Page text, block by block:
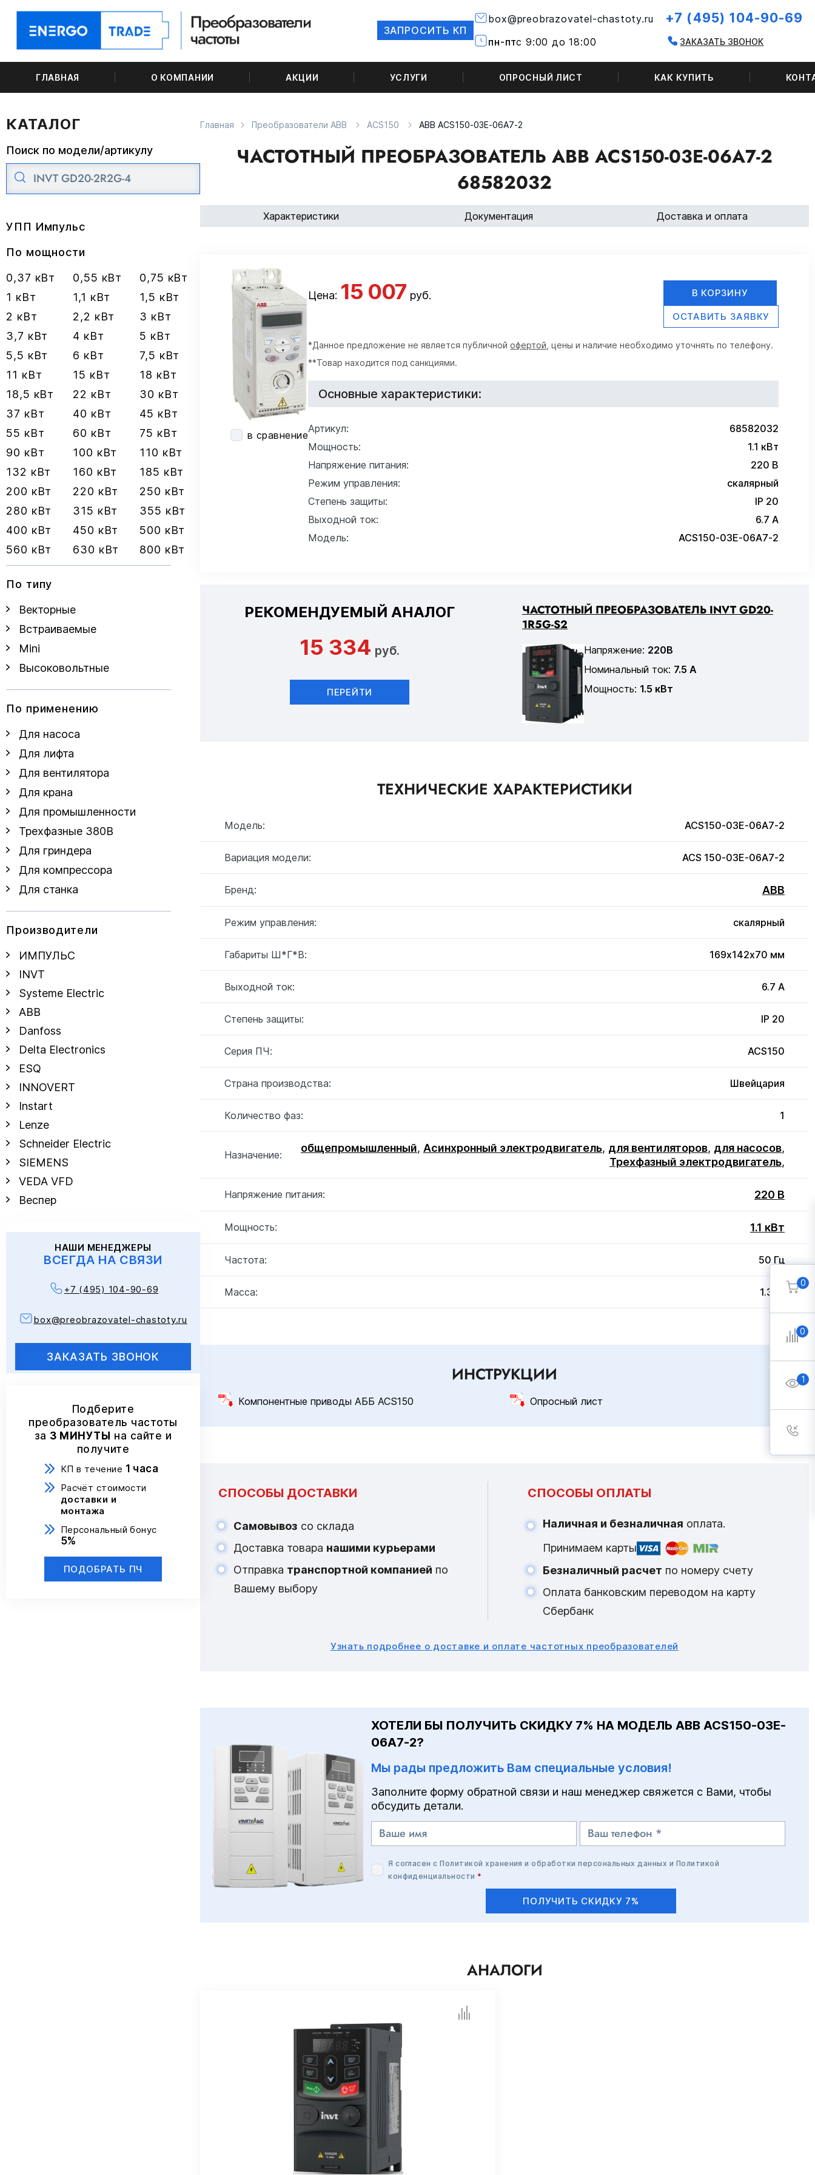
ЗАПРОСИТЬ КП
box@preobrazovatel-chastoty.ru +7 (495) 104-90-69
пн-птс 9:00 до 18:00 ЗАКАЗАТЬ ЗВОНОК
ГЛАВНАЯ О КОМПАНИИ АКЦИИ УСЛУГИ ОПРОСНЫЙ ЛИСТ КАК КУПИТЬ
КАТАЛОГ Главная Преобразователи ABB ACS150 ABB ACS150-03E-06A7-2
Поиск по модели/артикулу
УПП Импульс
По мощности
0,37 кВт
0,55 кВт
0,75 кВт
1 кВт
1,1 кВт
1,5 кВт
2 кВт
2,2 кВт
3 кВт
3,7 кВт
4 кВт
5 кВт
5,5 кВт
6 кВт
7,5 кВт
11 кВт
15 кВт
18 кВт
18,5 кВт
22 кВт
30 кВт
37 кВт
40 кВт
45 кВт
55 кВт
60 кВт
75 кВт
90 кВт
100 кВт
110 кВт
132 кВт
160 кВт
185 кВт
200 кВт
220 кВт
250 кВт
280 кВт
315 кВт
355 кВт
400 кВт
450 кВт
500 кВт
560 кВт
630 кВт 800 кВт
По типу
Векторные
Встраиваемые
Mini
Высоковольтные
По применению
Для насоса
Для лифта
Для вентилятора
Для крана
Для промышленности
Трехфазные 380В
Для гриндера
Для компрессора
Для станка
Производители
ИМПУЛЬС
INVT
Systeme Electric
ABB
Danfoss
Delta Electronics
ESQ
INNOVERT
Instart
Lenze
Schneider Electric
SIEMENS
VEDA VFD
Веспер
НАШИ МЕНЕДЖЕРЫ
ВСЕГДА НА СВЯЗИ
+7 (495) 104-90-69
box@preobrazovatel-chastoty.ru
ЗАКАЗАТЬ ЗВОНОК
Подберите
преобразователь частоты
за 3 МИНУТЫ на сайте и
получите
КП в течение 1 часа
Расчёт стоимости
доставки и
монтажа
Персональный бонус
5%
ПОДОБРАТЬ ПЧ
ЧАСТОТНЫЙ ПРЕОБРАЗОВАТЕЛЬ ABB ACS150-03E-06A7-2
68582032
Характеристики Документация Доставка и оплата
в сравнение
Цена: 15 007 руб. В КОРЗИНУ
ОСТАВИТЬ ЗАЯВКУ
*Данное предложение не является публичной офертой , цены и наличие необходимо уточнять по телефону.
**Товар находится под санкциями.
Основные характеристики:
Артикул:
68582032
Мощность:
1.1 кВт
Напряжение питания:
220 В
Режим управления:
скалярный
Степень защиты:
IP 20
Выходной ток:
6.7 А
Модель:
ACS150-03E-06A7-2
РЕКОМЕНДУЕМЫЙ АНАЛОГ
15 334 руб.
ПЕРЕЙТИ
ЧАСТОТНЫЙ ПРЕОБРАЗОВАТЕЛЬ INVT GD20-
1R5G-S2
Напряжение: 220В
Номинальный ток: 7.5 А
Мощность: 1.5 кВт
ТЕХНИЧЕСКИЕ ХАРАКТЕРИСТИКИ
Модель: ACS150-03E-06A7-2
Вариация модели: ACS 150-03E-06A7-2
Бренд: ABB
Режим управления: скалярный
Габариты Ш*Г*В: 169x142x70 мм
Выходной ток: 6.7 А
Степень защиты: IP 20
Серия ПЧ: ACS150
Страна производства: Швейцария
Количество фаз: 1
Назначение:
общепромышленный, Асинхронный электродвигатель, для вентиляторов, для насосов,
Трехфазный электродвигатель,
Напряжение питания: 220 В
Мощность: 1.1 кВт
Частота: 50 Гц
Масса: 1.3 кг
ИНСТРУКЦИИ
Компонентные приводы АББ ACS150 Опросный лист
СПОСОБЫ ДОСТАВКИ
Самовывоз со склада
Доставка товара нашими курьерами
Отправка транспортной компанией по
Вашему выбору
СПОСОБЫ ОПЛАТЫ
Наличная и безналичная оплата.
Принимаем карты
Безналичный расчет по номеру счету
Оплата банковским переводом на карту
Сбербанк
Узнать подробнее о доставке и оплате частотных преобразователей
ХОТЕЛИ БЫ ПОЛУЧИТЬ СКИДКУ 7% НА МОДЕЛЬ ABB ACS150-03E-
06A7-2?
Мы рады предложить Вам специальные условия!
Заполните форму обратной связи и наш менеджер свяжется с Вами, чтобы
обсудить детали.
Я согласен сПолитикой хранения и обработки персональных данных и Политикой
конфиденциальности *
ПОЛУЧИТЬ СКИДКУ 7%
АНАЛОГИ
0
0
1